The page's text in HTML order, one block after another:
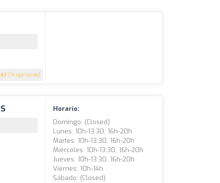
4.1 (14 opiniones)
Horario:
Domingo: (closed)
Lunes: 10h-13:30, 16h-20h
Martes: 10h-13:30, 16h-20h
Miércoles: 10h-13:30, 16h-20h
Jueves: 10h-13:30, 16h-20h
Viernes: 10h-14h
Sábado: (closed)